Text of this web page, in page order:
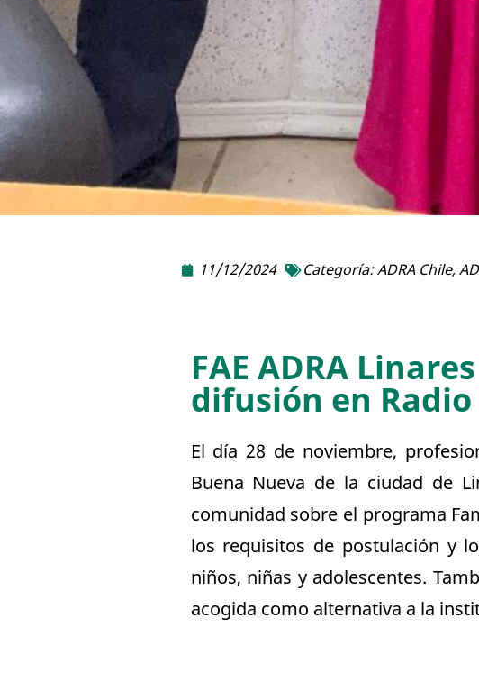
11/12/2024 Categoría:ADRA Chile,
FAE ADRA
difusión en
El día 28 de noviembre,
Buena Nueva de la ciudad de
comunidad sobre el programa
los requisitos de postulación y
niños, niñas y adolescentes.
acogida como alternativa a la